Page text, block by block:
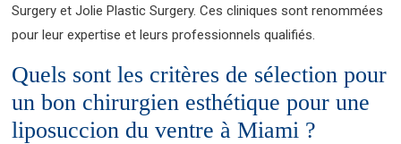
Surgery et Jolie Plastic Surgery. Ces cliniques sont renommées
pour leur expertise et leurs professionnels qualifiés.
Quels sont les critères de sélection pour
un bon chirurgien esthétique pour une
liposuccion du ventre à Miami ?